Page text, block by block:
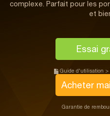
complexe. Parfait pour les
et
Essai
Guide d'utilisation >|
Acheter
Garantie de